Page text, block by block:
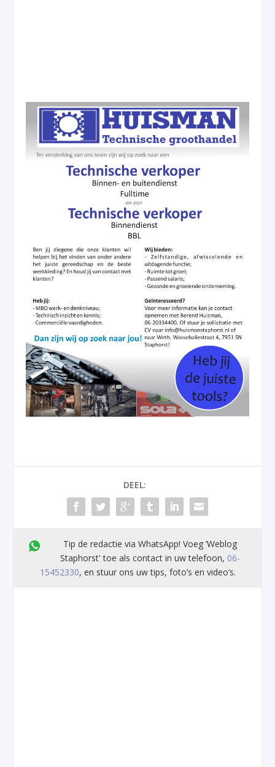
DEEL:
Tip de redactie via WhatsApp! Voeg ’Weblog
Staphorst' toe als contact in uw telefoon, 06-
15452330, en stuur ons uw tips, foto’s en video’s.